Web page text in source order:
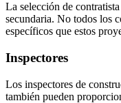
La selección de
secundaria. No todos los
específicos que estos
Inspectores
Los inspectores de
también pueden